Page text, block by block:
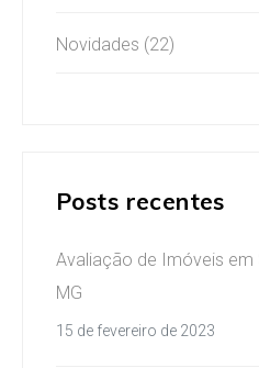
Novidades (22)
Posts recentes
Avaliação de Imóveis
MG
15 de fevereiro de 2023